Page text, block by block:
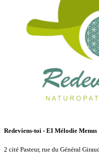
Redeviens-toi - EI Mélodie Menus
2 cité Pasteur, rue du Général